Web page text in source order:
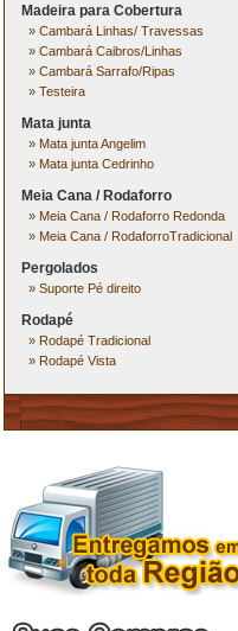
Madeira para Cobertura
» Cambará Linhas/ Travessas
» Cambará Caibros/Linhas
» Cambará Sarrafo/Ripas
» Testeira
Mata junta
» Mata junta Angelim
» Mata junta Cedrinho
Meia Cana / Rodaforro
» Meia Cana / Rodaforro Redonda
» Meia Cana / RodaforroTradicional
Pergolados
» Suporte Pé direito
Rodapé
» Rodapé Tradicional
» Rodapé Vista